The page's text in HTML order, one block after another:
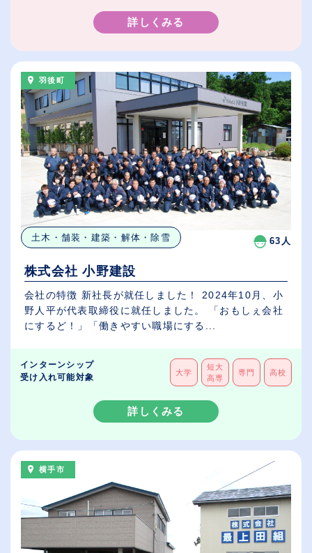
詳しくみる
羽後町
土木・舗装・建築・解体・除雪 63人
株式会社 小野建設
会社の特徴 新社長が就任しました！ 2024年10月、小
野人平が代表取締役に就任しました。 「おもしぇ会社
にするど！」「働きやすい職場にする...
インターンシップ
受け入れ可能対象
大学
短大
高専
専門 高校
詳しくみる
横手市